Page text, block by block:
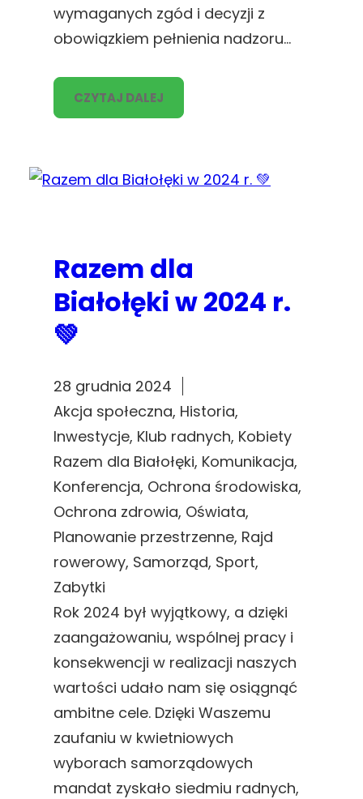
wymaganych zgód i decyzji z
obowiązkiem pełnienia nadzoru…
CZYTAJ DALEJ
Razem dla
Białołęki w 2024 r.
💚
28 grudnia 2024
Akcja społeczna, Historia
Inwestycje, Klub radnych, Kobiety
Razem dla Białołęki, Komunikacja
Konferencja, Ochrona środowiska
Ochrona zdrowia, Oświata
Planowanie przestrzenne, Rajd
rowerowy, Samorząd, Sport
Zabytki
Rok 2024 był wyjątkowy, a dzięki
zaangażowaniu, wspólnej pracy i
konsekwencji w realizacji naszych
wartości udało nam się osiągnąć
ambitne cele. Dzięki Waszemu
zaufaniu w kwietniowych
wyborach samorządowych
mandat zyskało siedmiu radnych,